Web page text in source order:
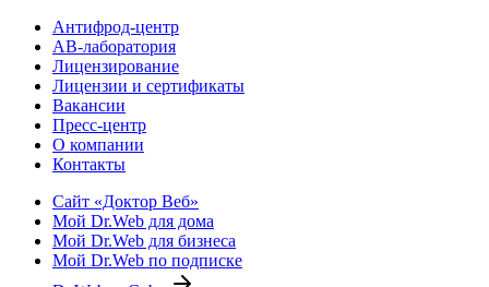
Антифрод-центр
АВ-лаборатория
Лицензирование
Лицензии и сертификаты
Вакансии
Пресс-центр
О компании
Контакты
Сайт «Доктор Веб»
Мой Dr.Web для дома
Мой Dr.Web для бизнеса
Мой Dr.Web по подписке